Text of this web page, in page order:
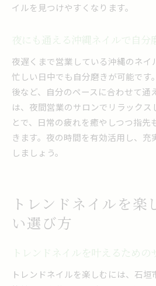
ネイルで自分らしさを表
自分に合うネイルデザイ
コンサルタントが提案す
ネイルサロンで叶える理
トレンドを取り入れて個
おすすめネイルで自分ら
ネイルで叶える毎日のポ
イルを見つけやすくなります。
夜にも通える沖縄ネイルで自分
夜遅くまで営業している沖縄のネイ
忙しい日中でも自分磨きが可能です
後など、自分のペースに合わせて通
は、夜間営業のサロンでリラックス
とで、日常の疲れを癒やしつつ指先
きます。夜の時間を有効活用し、充
しましょう。
トレンドネイルを楽
い選び方
トレンドネイルを叶えるための
トレンドネイルを楽しむには、石